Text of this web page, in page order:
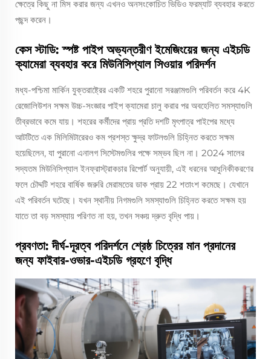
ক্ষেত্রে কিছু না মিস করার জন্য এখনও অনসংকোচিত ভিডিও ফরম্যাট ব্যবহার করতে
পছন্দ করেন।
কেস স্টাডি: স্পষ্ট পাইপ অভ্যন্তরীণ ইমেজিংয়ের জন্য এইচডি
ক্যামেরা ব্যবহার করে মিউনিসিপ্যাল সিওয়ার পরিদর্শন
মধ্য-পশ্চিমা মার্কিন যুক্তরাষ্ট্রের একটি শহরে পুরানো সরঞ্জামগুলি পরিবর্তন করে 4K
রেজোলিউশন সক্ষম উচ্চ-সংজ্ঞার পাইপ ক্যামেরা চালু করার পর অবহেলিত সমস্যাগুলি
তীব্রভাবে কমে যায়। শহরের কর্মীদের প্রায় প্রতি দশটি মৃৎপাত্র পাইপের মধ্যে
আটটিতে এক মিলিমিটারেরও কম প্রশস্ত ক্ষুদ্র ফাটলগুলি চিহ্নিত করতে সক্ষম
হয়েছিলেন, যা পুরানো এনালগ সিস্টেমগুলির পক্ষে সম্ভব ছিল না। 2024 সালের
সদ্যতম মিউনিসিপ্যাল ইনফ্রাস্ট্রাকচার রিপোর্ট অনুযায়ী, এই ধরনের আধুনিকীকরণের
ফলে চৌদ্দটি শহরে বার্ষিক জরুরি মেরামতের ডাক প্রায় 22 শতাংশ কমেছে। যেখানে
এই পরিবর্তন ঘটেছে। যখন স্থানীয় নিগমগুলি সমস্যাগুলি চিহ্নিত করতে সক্ষম হয়
যাতে তা বড় সমস্যায় পরিণত না হয়, তখন সঞ্চয় দ্রুত বৃদ্ধি পায়।
প্রবণতা: দীর্ঘ-দূরত্ব পরিদর্শনে শ্রেষ্ঠ চিত্রের মান প্রদানের
জন্য ফাইবার-ওভার-এইচডি গ্রহণে বৃদ্ধি